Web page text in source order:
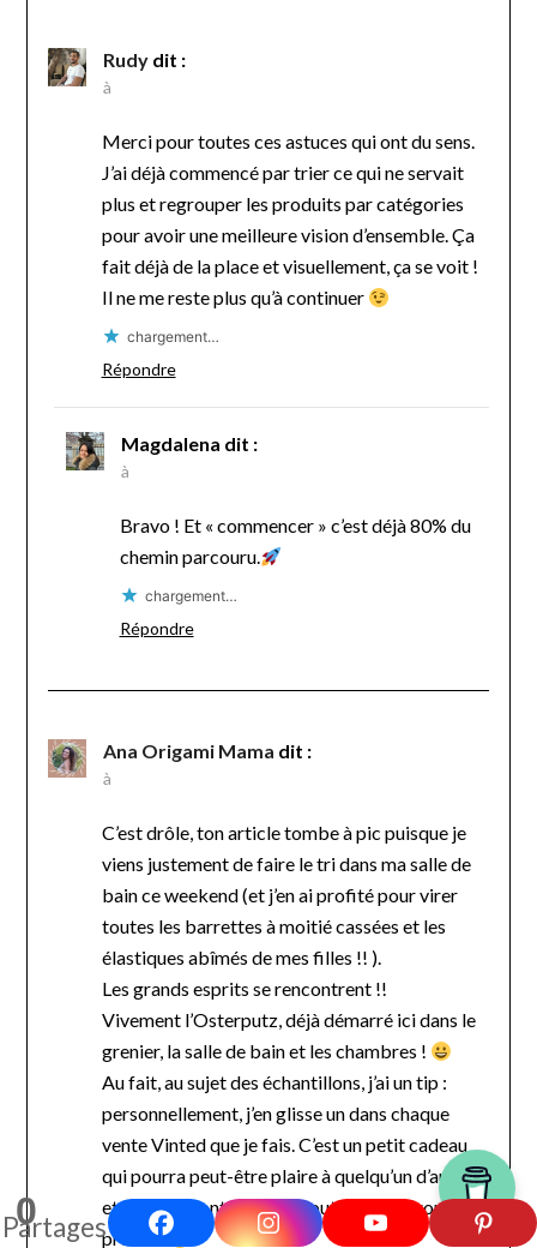
0
Partages
Rudy dit :
à
Merci pour toutes ces astuces qui ont du sens.
J’ai déjà commencé par trier ce qui ne servait
plus et regrouper les produits par catégories
pour avoir une meilleure vision d’ensemble. Ça
fait déjà de la place et visuellement, ça se voit !
Il ne me reste plus qu’à continuer
chargement…
Répondre
Magdalena dit :
à
Bravo ! Et « commencer » c’est déjà 80% du
chemin parcouru.
chargement…
Répondre
Ana Origami Mama dit :
à
C’est drôle, ton article tombe à pic puisque je
viens justement de faire le tri dans ma salle de
bain ce weekend (et j’en ai profité pour virer
toutes les barrettes à moitié cassées et les
élastiques abîmés de mes filles !! ).
Les grands esprits se rencontrent !!
Vivement l’Osterputz, déjà démarré ici dans le
grenier, la salle de bain et les chambres !
Au fait, au sujet des échantillons, j’ai un tip :
personnellement, j’en glisse un dans chaque
vente Vinted que je fais. C’est un petit cadeau
qui pourra peut-être plaire à quelqu’un d’autre,
et si non, il continuera sa route jusqu’à trouver
preneur